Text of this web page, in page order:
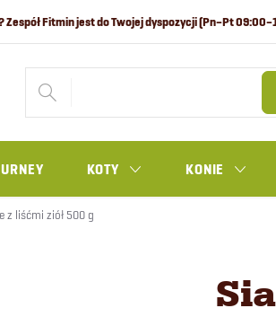
KOTY KONIE
z liśćmi ziół 500 g